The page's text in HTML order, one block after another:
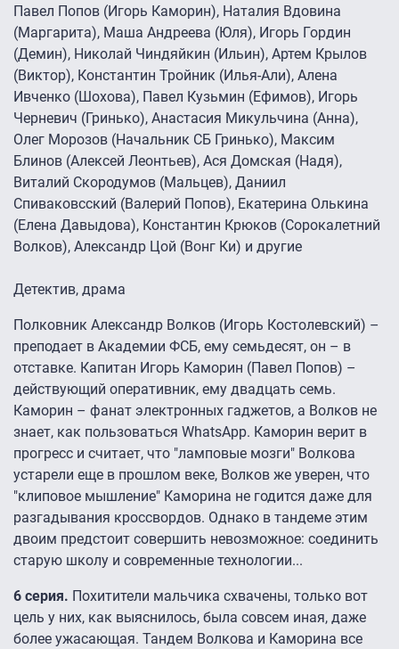
Павел Попов (Игорь Каморин), Наталия Вдовина
(Маргарита), Маша Андреева (Юля), Игорь Гордин
(Демин), Николай Чиндяйкин (Ильин), Артем Крылов
(Виктор), Константин Тройник (Илья-Али), Алена
Ивченко (Шохова), Павел Кузьмин (Ефимов), Игорь
Черневич (Гринько), Анастасия Микульчина (Анна),
Олег Морозов (Начальник СБ Гринько), Максим
Блинов (Алексей Леонтьев), Ася Домская (Надя),
Виталий Скородумов (Мальцев), Даниил
Спиваковсский (Валерий Попов), Екатерина Олькина
(Елена Давыдова), Константин Крюков (Сорокалетний
Волков), Александр Цой (Вонг Ки) и другие
Детектив, драма
Полковник Александр Волков (Игорь Костолевский) –
преподает в Академии ФСБ, ему семьдесят, он – в
отставке. Капитан Игорь Каморин (Павел Попов) –
действующий оперативник, ему двадцать семь.
Каморин – фанат электронных гаджетов, а Волков не
знает, как пользоваться WhatsApp. Каморин верит в
прогресс и считает, что "ламповые мозги" Волкова
устарели еще в прошлом веке, Волков же уверен, что
"клиповое мышление" Каморина не годится даже для
разгадывания кроссвордов. Однако в тандеме этим
двоим предстоит совершить невозможное: соединить
старую школу и современные технологии...
6 серия. Похитители мальчика схвачены, только вот
цель у них, как выяснилось, была совсем иная, даже
более ужасающая. Тандем Волкова и Каморина все